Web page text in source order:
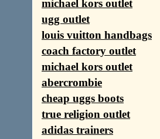
michael kors outlet
ugg outlet
louis vuitton handbags
coach factory outlet
michael kors outlet
abercrombie
cheap uggs boots
true religion outlet
adidas trainers